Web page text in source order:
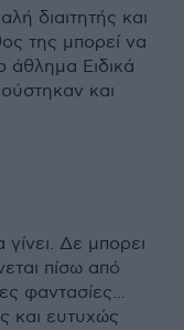
διαιτητής και
της μπορεί να
άθλημα Ειδικά
και
γίνει. Δε μπορει
πίσω από
φαντασίες...
και ευτυχώς